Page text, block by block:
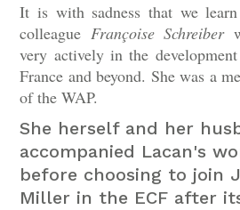
It is with sadness that we
colleague Françoise Schreiber
very actively in the
France and beyond. She was a
of the WAP.
She herself and her
accompanied Lacan's
before choosing to join
Miller in the ECF after